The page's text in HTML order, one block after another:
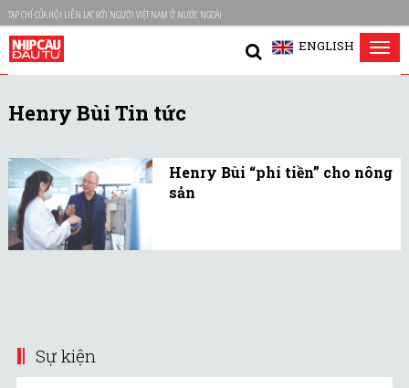
TẠP CHÍ CỦA HỘI LIÊN LẠC VỚI NGƯỜI VIỆT NAM Ở NƯỚC NGOÀI
ENGLISH
Henry Bùi Tin tức
Henry Bùi “phí tiền” cho nông
sản
Sự kiện